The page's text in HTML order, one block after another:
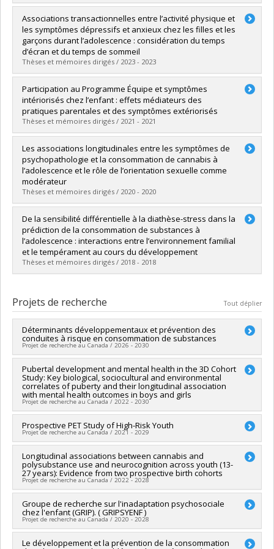
Diplômé(e) : Aubin, Raphaël
Cycle :Maîtrise
Diplôme obtenu :M. Sc.
Lien vers le document dans Papyrus
Associations transactionnelles entre l’activité physique et
les symptômes dépressifs et anxieux chez les filles et les
garçons durant l’adolescence : considération du temps
d’écran et du temps de sommeil
Thèses et mémoires dirigés / 2023 - 2023
Diplômé(e) : Fortier, Laurianne
Cycle :Maîtrise
Diplôme obtenu :M. Sc.
Lien vers le document dans Papyrus
Participation au Programme Équipe et symptômes
intériorisés chez l’enfant : effets médiateurs des
pratiques parentales et des symptômes extériorisés
Thèses et mémoires dirigés / 2021 - 2021
Diplômé(e) :Fortin, Marie-Jeanne
Cycle :Maîtrise
Diplôme obtenu :M. Sc.
Lien vers le document dans Papyrus
Les associations longitudinales entre les symptômes de
psychopathologie et la consommation de cannabis à
l’adolescence et le rôle de l’orientation sexuelle comme
modérateur
Thèses et mémoires dirigés / 2020 - 2020
Diplômé(e) :London-Nadeau, Kira
Cycle :Maîtrise
Diplôme obtenu :M. Sc.
Lien vers le document dans Papyrus
De la sensibilité différentielle à la diathèse-stress dans la
prédiction de la consommation de substances à
l’adolescence : interactions entre l’environnement familial
et le tempérament au cours du développement
Thèses et mémoires dirigés / 2018 - 2018
Cycle : Doctorat
Diplôme obtenu :Ph. D.
Lien vers le document dans Papyrus
Projets de recherche Tout déplier
Déterminants développementaux et prévention des
conduites à risque en consommation de substances
Projet de recherche au Canada / 2026 - 2030
Chercheur principal :Natalie Castellanos Ryan
Sources de financement :FRQS/Fonds de recherche du
Québec - Santé (FRSQ)
Programmes de subvention : PVXXXXXX-Bourse de
chercheur-boursier : Senior
Pubertal development and mental health in the 3D Cohort
Study: Key biological, sociocultural and environmental
correlates of puberty and their longitudinal association
with mental health outcomes in boys and girls
Projet de recherche au Canada / 2022 - 2030
Chercheur principal :Natalie Castellanos Ryan
Co-chercheurs :Sophie Parent,Jean Séguin
Juster,Catherine Herba,Tuong Vi Nguyen,Massimiliano Orri
,Michel Boivin
Sources de financement :IRSC/Instituts de recherche en
santé du Canada
Programmes de subvention :PVXXXXXX-(PJT) Subvention
Projet
Prospective PET Study of High-Risk Youth
Projet de recherche au Canada / 2021 - 2029
Chercheur principal :Marco Leyton
Co-chercheurs :Natalie Castellanos Ryan
Sources de financement :IRSC/Instituts de recherche en
santé du Canada
Programmes de subvention :PVXXXXXX-(PJT) Subvention
Projet
Longitudinal associations between cannabis and
polysubstance use and neurocognition across youth (13-
27 years): Evidence from two prospective birth cohorts
Projet de recherche au Canada / 2022 - 2028
Chercheur principal :Natalie Castellanos Ryan
Co-chercheurs :Sophie Parent,Jean Séguin
Nicholas Chadi
Groupe de recherche sur l'inadaptation psychosociale
chez l'enfant (GRIP). ( GRIPSYENF )
Projet de recherche au Canada / 2020 - 2028
Chercheur principal : Sylvana Côté
Le développement et la prévention de la consommation